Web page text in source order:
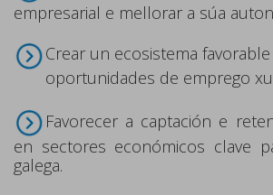
empresarial e mellorar a súa
Crear un ecosistema
oportunidades de emprego
Favorecer a captación e
en sectores económicos clave
galega.